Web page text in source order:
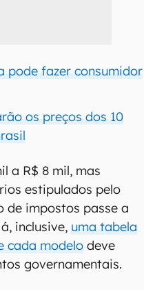
pode fazer consumidor
os preços dos 10
a R$ 8 mil, mas
estipulados pelo
de impostos passe a
inclusive, uma tabela
cada modelo deve
governamentais.